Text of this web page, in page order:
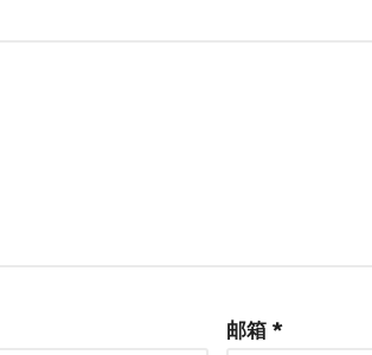
邮箱 *